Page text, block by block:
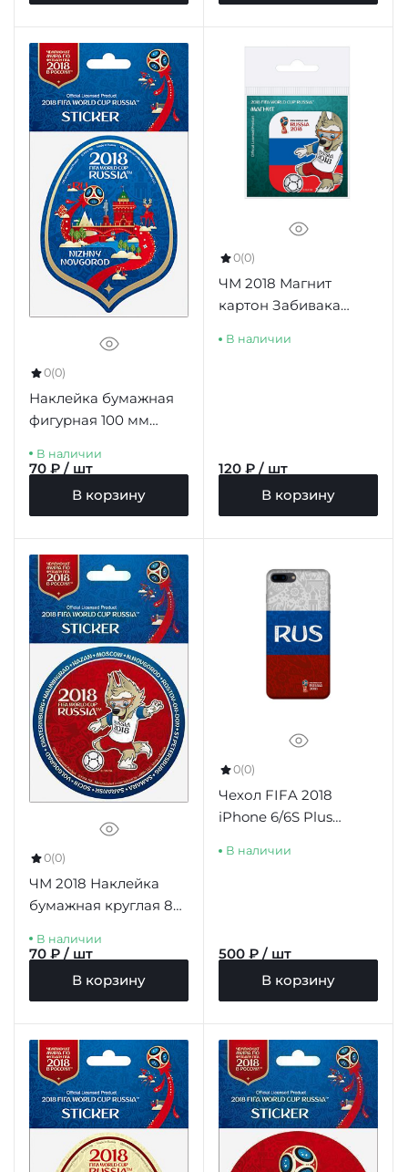
0(0)
Наклейка бумажная
фигурная 100 мм
цв.синий
В наличии
70 ₽ / шт
В корзину
0(0)
ЧМ 2018 Магнит
картон Забивака
В наличии
120 ₽ / шт
В корзину
0(0)
ЧМ 2018 Наклейка
бумажная круглая 86
красный фон синий
В наличии
70 ₽ / шт
В корзину
0(0)
Чехол FIFA 2018
iPhone 6/6S Plus
В наличии
500 ₽ / шт
В корзину